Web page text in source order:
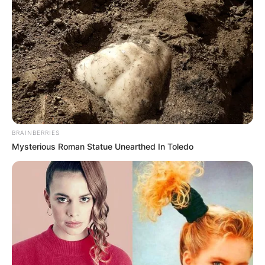
Le puede interesar: En El Socorro (Santander) se
desarrolló el IX Festival Departamental del Café
BRAINBERRIES
Mysterious Roman Statue Unearthed In Toledo